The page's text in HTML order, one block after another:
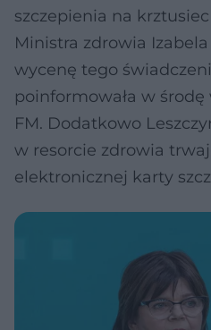
szczepienia na
Ministra zdrowia Izabela
wycenę tego
poinformowała w
FM. Dodatkowo
w resorcie zdrowia
elektronicznej karty